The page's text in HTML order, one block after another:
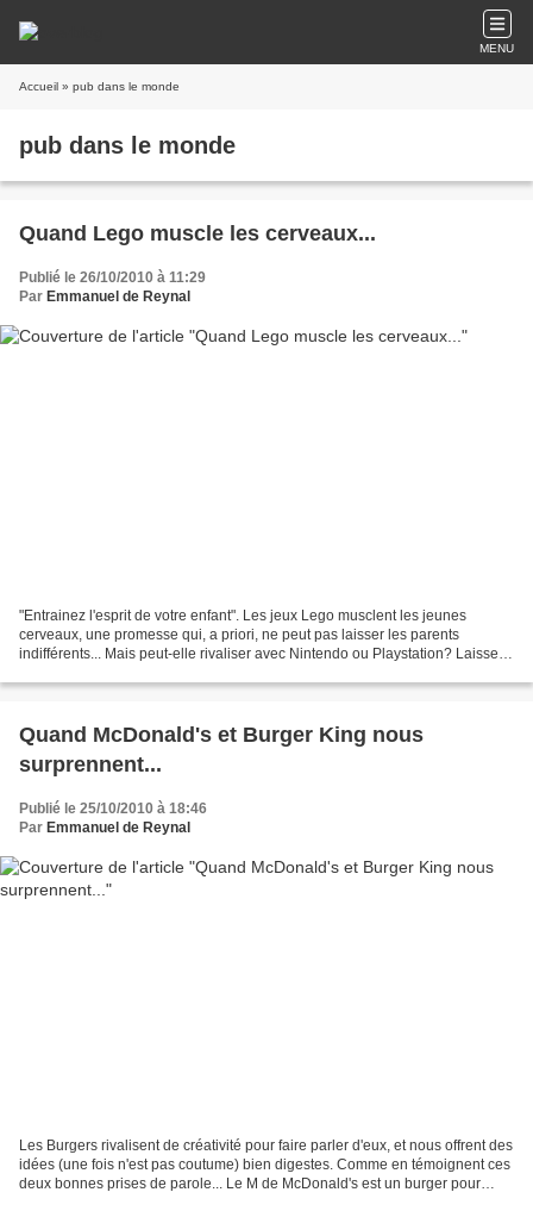
MENU
Accueil » pub dans le monde
pub dans le monde
Quand Lego muscle les cerveaux...
Publié le 26/10/2010 à 11:29
Par Emmanuel de Reynal
"Entrainez l'esprit de votre enfant". Les jeux Lego musclent les jeunes
cerveaux, une promesse qui, a priori, ne peut pas laisser les parents
indifférents... Mais peut-elle rivaliser avec Nintendo ou Playstation? Laisse-
Quand McDonald's et Burger King nous
surprennent...
Publié le 25/10/2010 à 18:46
Par Emmanuel de Reynal
Les Burgers rivalisent de créativité pour faire parler d'eux, et nous offrent des
idées (une fois n'est pas coutume) bien digestes. Comme en témoignent ces
deux bonnes prises de parole... Le M de McDonald's est un burger pour